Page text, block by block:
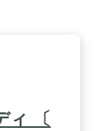
ィ 〔